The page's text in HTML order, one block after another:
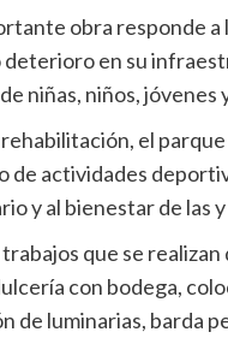
obra responde a
en su
niñas, niños, jóvenes
el
de actividades
y al bienestar de las
que se
con bodega,
de luminarias, barda